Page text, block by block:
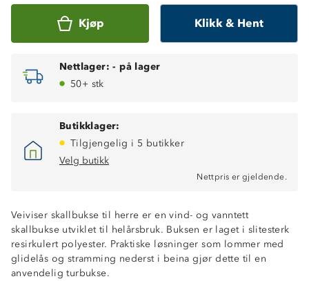
Kjøp Klikk & Hent
Nettlager: - på lager
50+ stk
Butikklager:
Tilgjengelig i 5 butikker
Velg butikk
Nettpris er gjeldende.
Veiviser skallbukse til herre er en vind- og vanntett
skallbukse utviklet til helårsbruk. Buksen er laget i slitesterk
resirkulert polyester. Praktiske løsninger som lommer med
glidelås og stramming nederst i beina gjør dette til en
anvendelig turbukse.
Meshfôr
Glidelåslommer på front
Vannavstøtende glidelåser
Strikk i sidene av livet
Lukking med knapp